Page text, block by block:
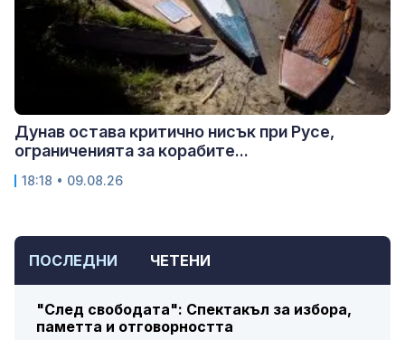
ПОСЛЕДНИ ЧЕТЕНИ
"След свободата": Спектакъл за избора,
паметта и отговорността
Дунав остава критично нисък при Русе,
ограниченията за корабите...
18:18 • 09.08.26